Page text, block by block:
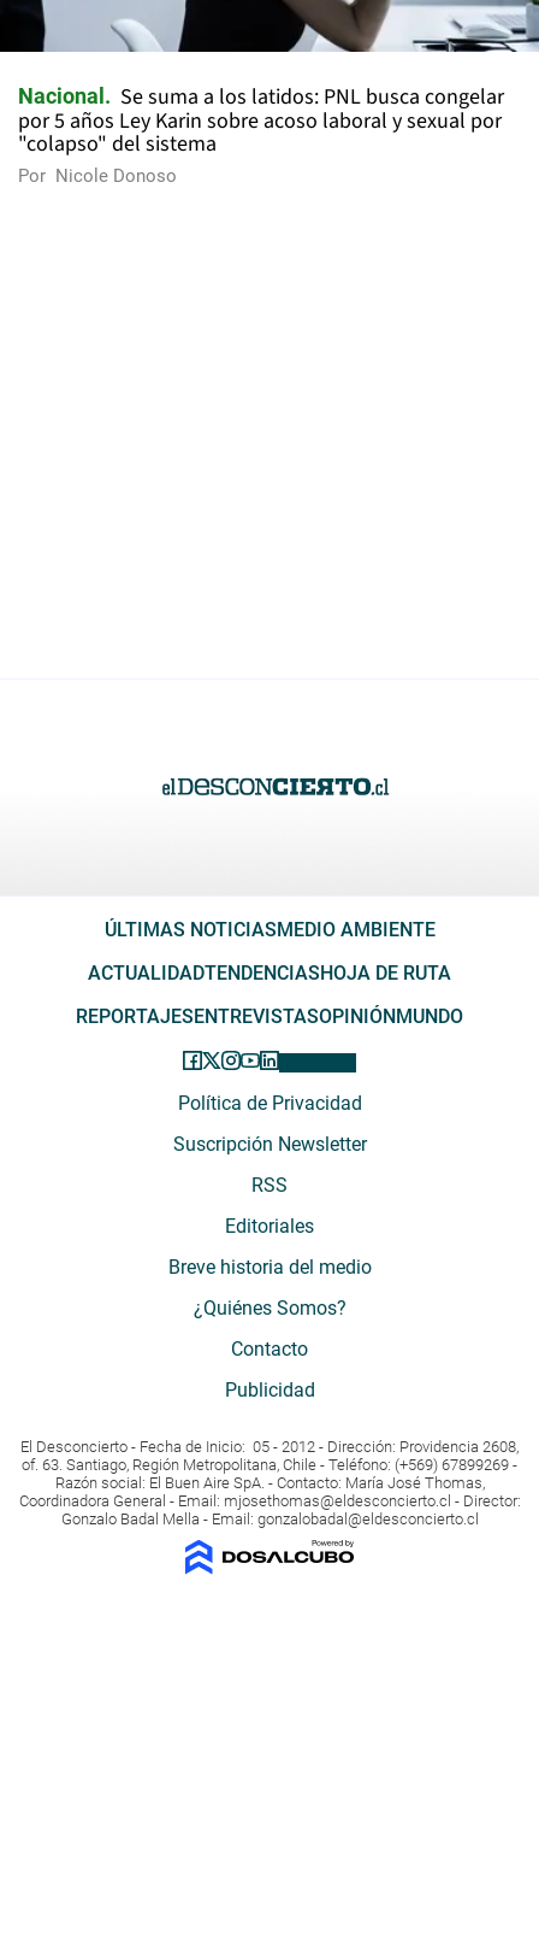
Nacional
Se suma a los latidos: PNL busca congelar
por 5 años Ley Karin sobre acoso laboral y sexual por
"colapso" del sistema
Por Nicole Donoso
ÚLTIMAS NOTICIAS MEDIO AMBIENTE
ACTUALIDADTENDENCIAS HOJA DE RUTA
REPORTAJES ENTREVISTASOPINIÓN MUNDO
Política de Privacidad
Suscripción Newsletter
RSS
Editoriales
Breve historia del medio
¿Quiénes Somos?
Contacto
Publicidad
El Desconcierto - Fecha de Inicio: 05 - 2012 - Dirección: Providencia 2608,
of. 63. Santiago, Región Metropolitana, Chile - Teléfono: (+569) 67899269 -
Razón social: El Buen Aire SpA. - Contacto: María José Thomas,
Coordinadora General - Email: mjosethomas@eldesconcierto.cl - Director:
Gonzalo Badal Mella - Email: gonzalobadal@eldesconcierto.cl